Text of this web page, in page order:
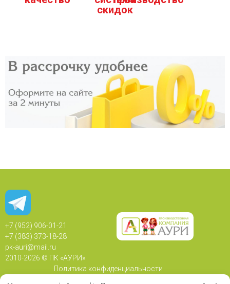
скидок
+7 (952) 906-01-21
+7 (383) 373-18-28
pk-auri@mail.ru
2010-2026 © ПК «АУРИ»
Политика конфиденциальности